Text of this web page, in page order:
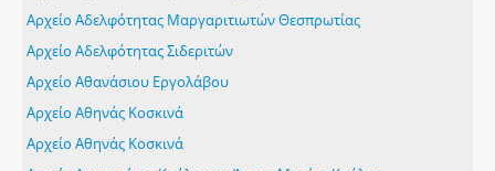
Αρχείο Αδελφότητας Μαργαριτιωτών Θεσπρωτίας
Αρχείο Αδελφότητας Σιδεριτών
Αρχείο Αθανάσιου Εργολάβου
Αρχείο Αθηνάς Κοσκινά
Αρχείο Αθηνάς Κοσκινά